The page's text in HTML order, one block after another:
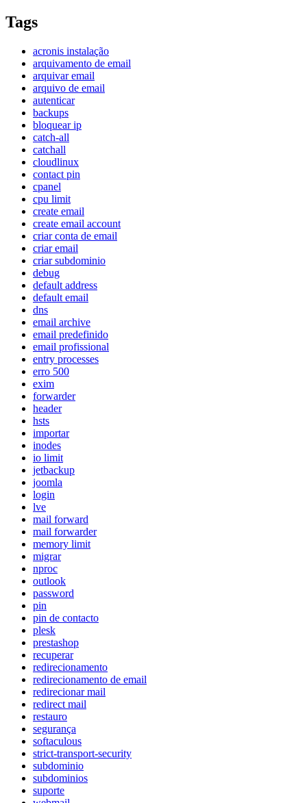
Tags
acronis instalação
arquivamento de email
arquivar email
arquivo de email
autenticar
backups
bloquear ip
catch-all
catchall
cloudlinux
contact pin
cpanel
cpu limit
create email
create email account
criar conta de email
criar email
criar subdominio
debug
default address
default email
dns
email archive
email predefinido
email profissional
entry processes
erro 500
exim
forwarder
header
hsts
importar
inodes
io limit
jetbackup
joomla
login
lve
mail forward
mail forwarder
memory limit
migrar
nproc
outlook
password
pin
pin de contacto
plesk
prestashop
recuperar
redirecionamento
redirecionamento de email
redirecionar mail
redirect mail
restauro
segurança
softaculous
strict-transport-security
subdominio
subdominios
suporte